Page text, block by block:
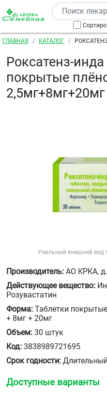
Перейти к основному
Строка навигации
ГЛАВНАЯ КАТАЛОГ
Роксатенз-
покрытые
Реальный внешний вид
Производитель: АО КРКА,
Действующее вещество:
Розувастатин
Форма: Таблетки
+ 8мг + 20мг
Объем: 30 штук
Код: 3838989721695
Срок годности:
Доступные варианты